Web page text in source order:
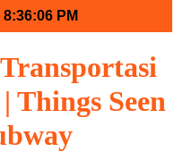
8:36:08 PM
Things Seen